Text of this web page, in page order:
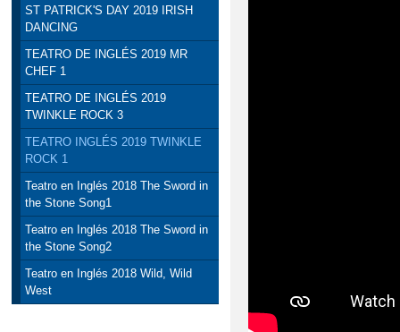
ST PATRICK'S DAY 2019 IRISH
DANCING
TEATRO DE INGLÉS 2019 MR
CHEF 1
TEATRO DE INGLÉS 2019
TWINKLE ROCK 3
TEATRO INGLÉS 2019 TWINKLE
ROCK 1
Teatro en Inglés 2018 The Sword in
the Stone Song1
Teatro en Inglés 2018 The Sword in
the Stone Song2
Teatro en Inglés 2018 Wild, Wild
West